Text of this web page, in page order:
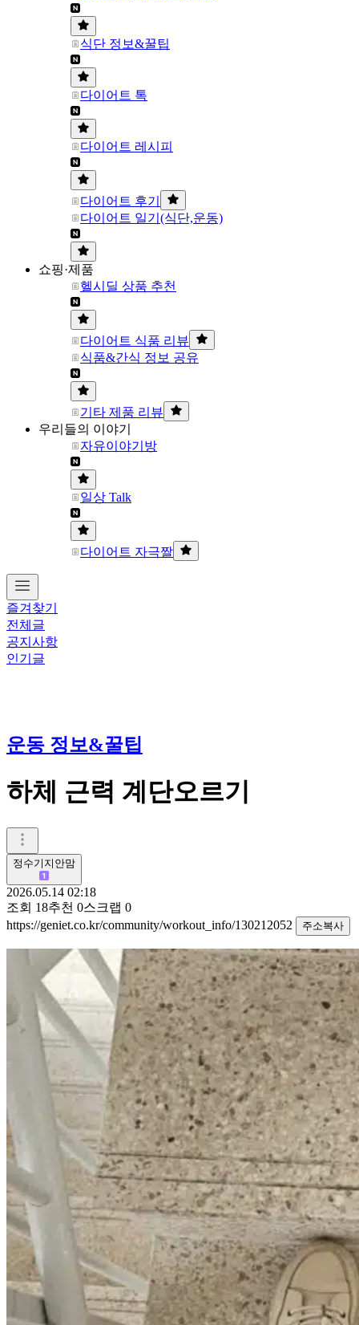
식단 정보&꿀팁
다이어트 톡
다이어트 레시피
다이어트 후기
다이어트 일기(식단,운동)
쇼핑·제품
헬시딜 상품 추천
다이어트 식품 리뷰
식품&간식 정보 공유
기타 제품 리뷰
우리들의 이야기
자유이야기방
일상 Talk
다이어트 자극짤
즐겨찾기
전체글
공지사항
인기글
운동 정보&꿀팁
하체 근력 계단오르기
정수기지안맘
2026.05.14 02:18
조회 18추천 0스크랩 0
https://geniet.co.kr/community/workout_info/130212052
주소복사